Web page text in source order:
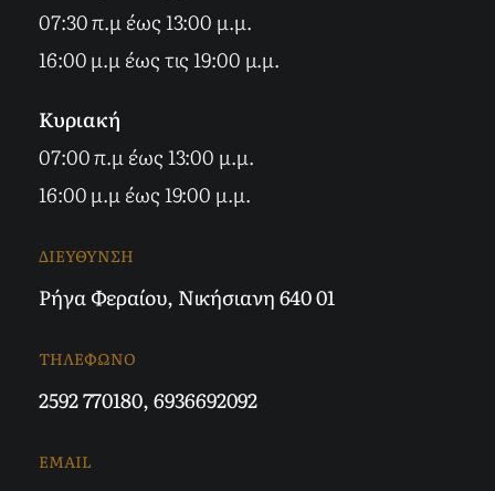
07:30 π.μ έως 13:00 μ.μ.
16:00 μ.μ έως τις 19:00 μ.μ.
Κυριακή
07:00 π.μ έως 13:00 μ.μ.
16:00 μ.μ έως 19:00 μ.μ.
ΔΙΕΥΘΥΝΣΗ
Ρήγα Φεραίου, Νικήσιανη 640 01
ΤΗΛΕΦΩΝΟ
2592 770180,6936692092
EMAIL